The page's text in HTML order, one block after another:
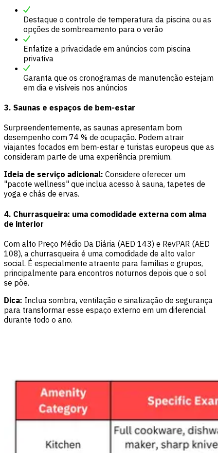
Destaque o controle de temperatura da piscina ou as
opções de sombreamento para o verão
Enfatize a privacidade em anúncios com piscina
privativa
Garanta que os cronogramas de manutenção estejam
em dia e visíveis nos anúncios
3. Saunas e espaços de bem-estar
Surpreendentemente, as saunas apresentam bom
desempenho com 74 % de ocupação. Podem atrair
viajantes focados em bem-estar e turistas europeus que as
consideram parte de uma experiência premium.
Ideia de serviço adicional: Considere oferecer um
"pacote wellness" que inclua acesso à sauna, tapetes de
yoga e chás de ervas.
4. Churrasqueira: uma comodidade externa com alma
de interior
Com alto Preço Médio Da Diária (AED 143) e RevPAR (AED
108), a churrasqueira é uma comodidade de alto valor
social. É especialmente atraente para famílias e grupos,
principalmente para encontros noturnos depois que o sol
se põe.
Dica: Inclua sombra, ventilação e sinalização de segurança
para transformar esse espaço externo em um diferencial
durante todo o ano.